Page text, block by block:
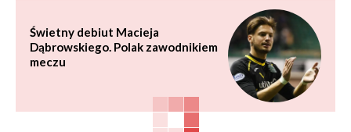
Świetny debiut Macieja
Dąbrowskiego. Polak zawodnikiem
meczu